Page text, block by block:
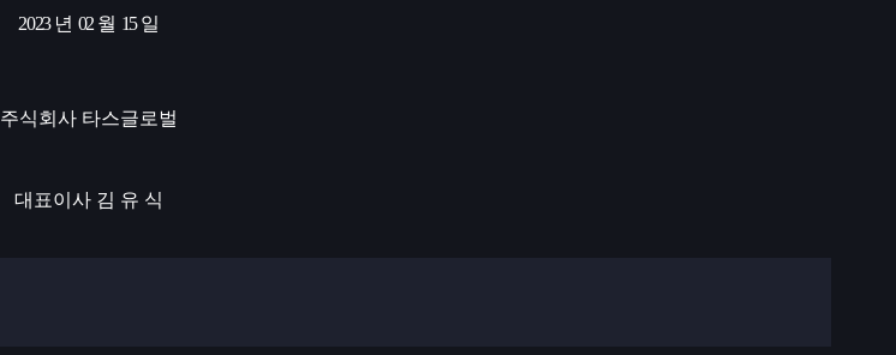
2023 년 02월 15일
주식회사 타스글로벌
대표이사 김 유 식